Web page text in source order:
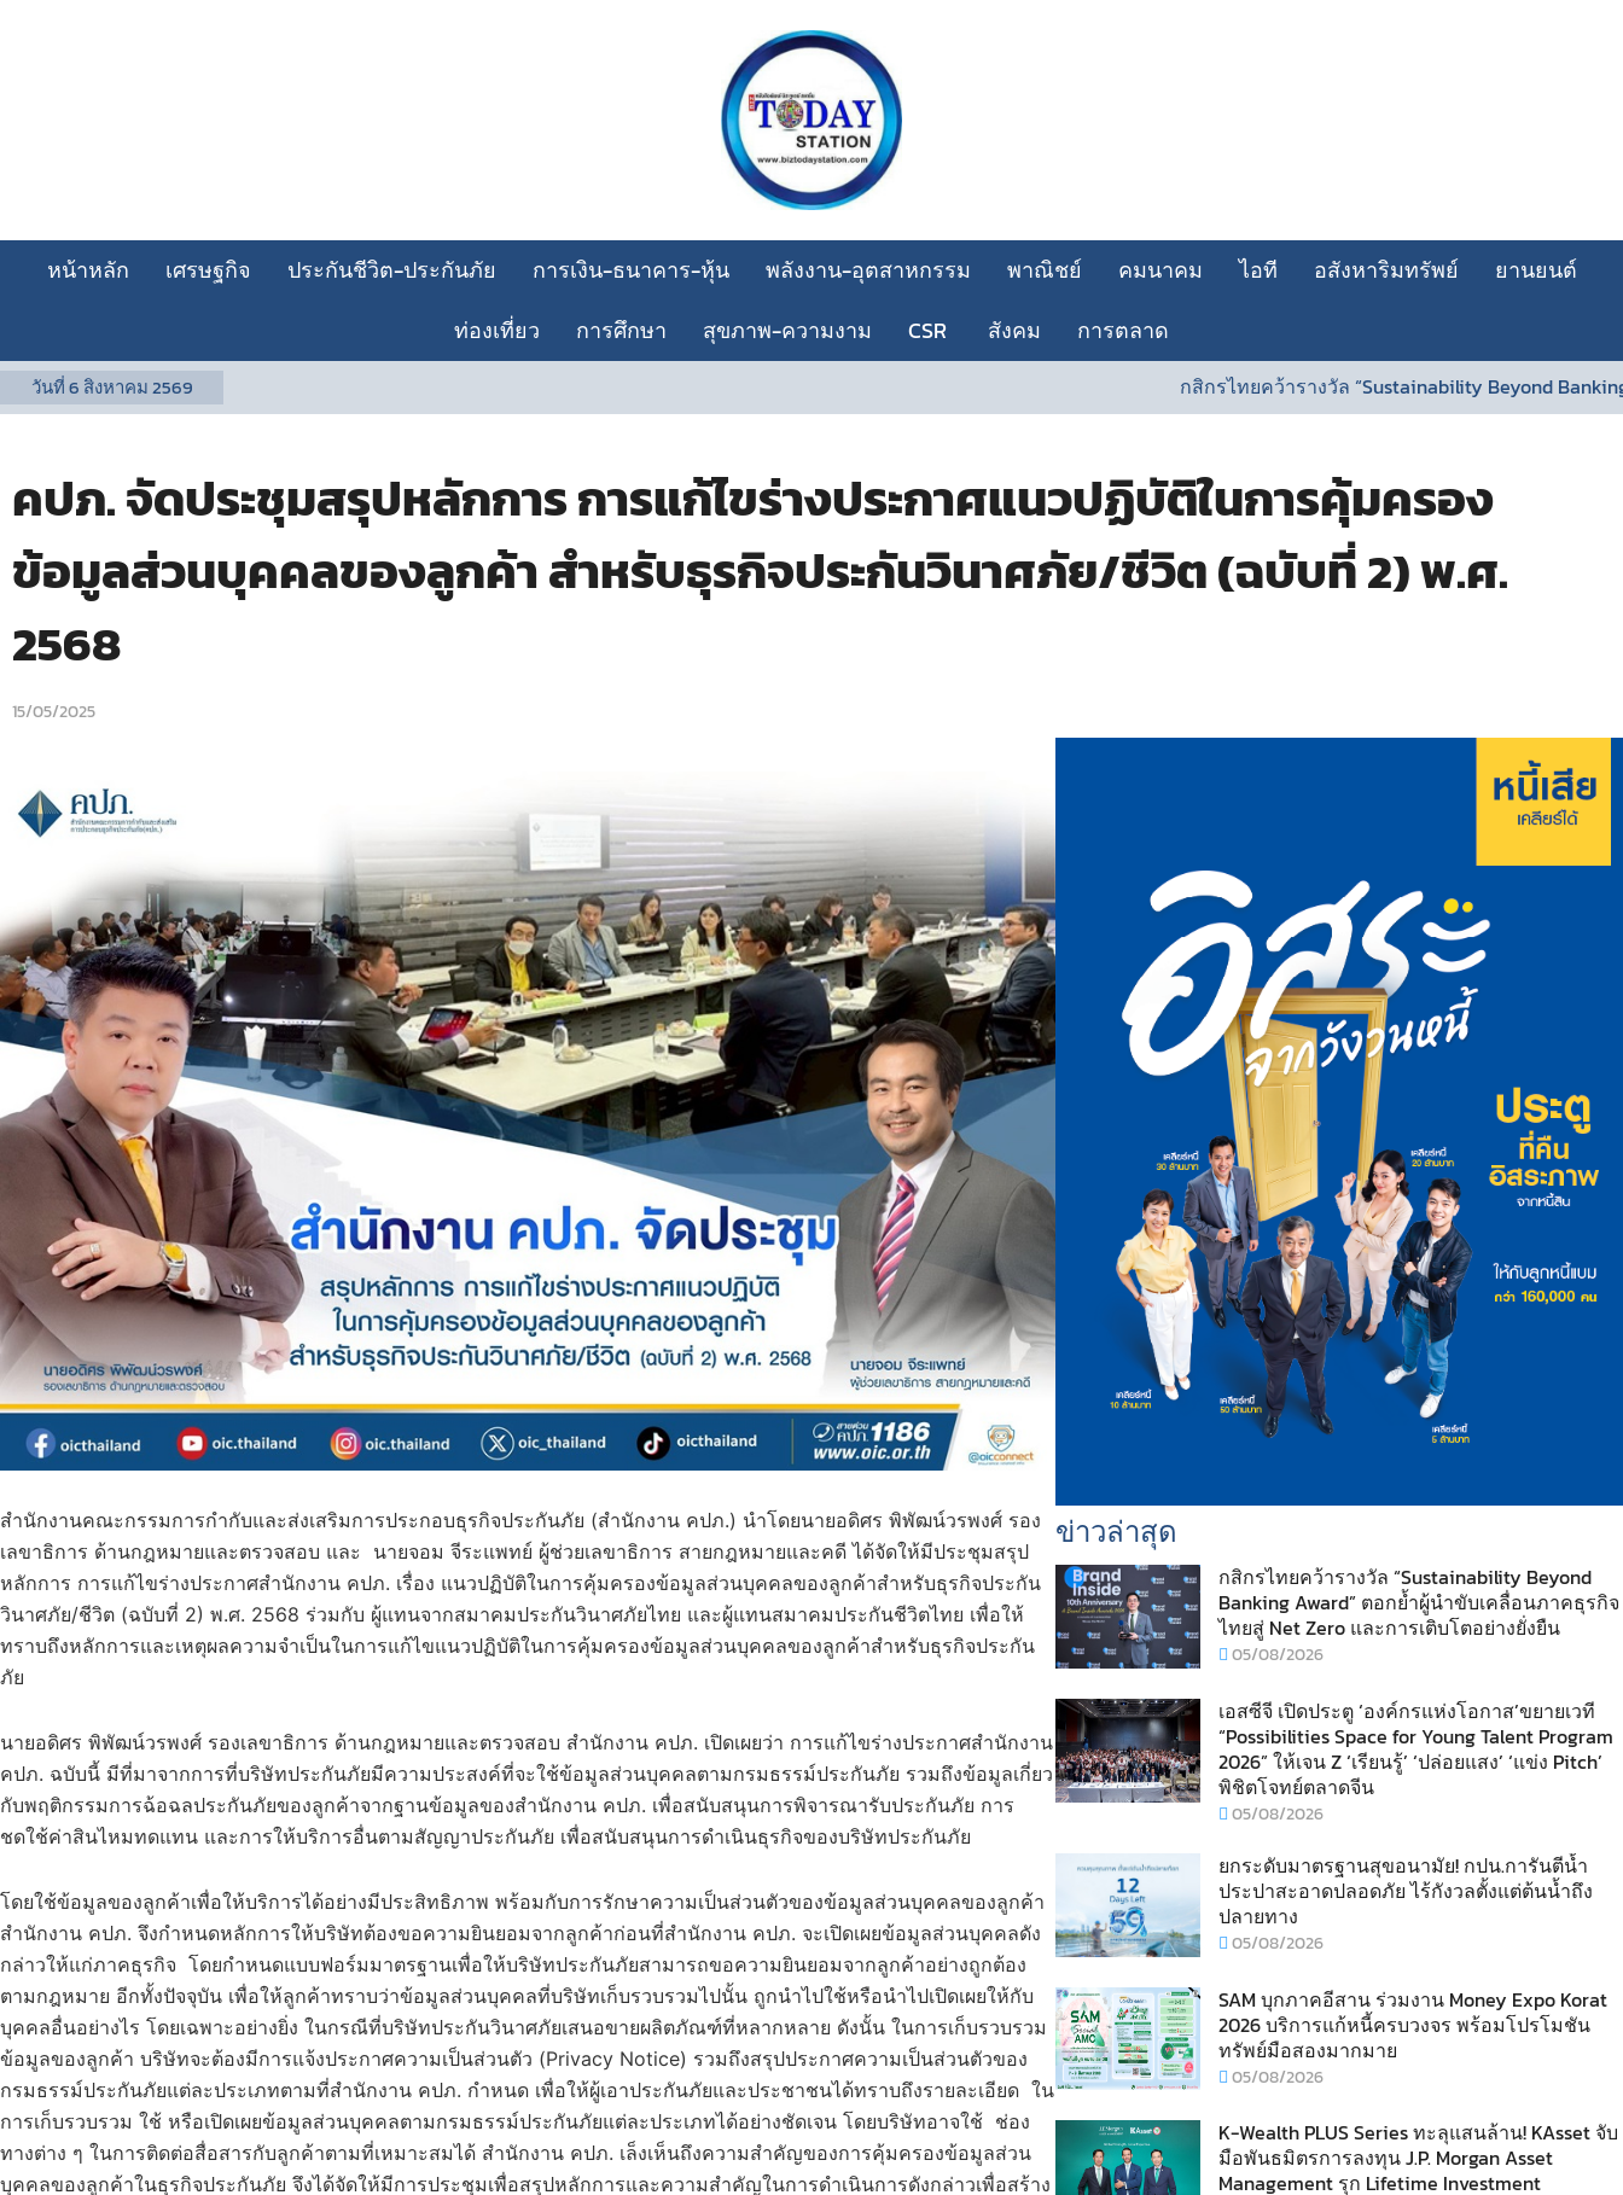
หน้าหลัก เศรษฐกิจ ประกันชีวิต-ประกันภัย การเงิน-ธนาคาร-หุ้น พลังงาน-อุตสาหกรรม พาณิชย์ คมนาคม ไอที อสังหาริมทรัพย์
ยานยนต์
ท่องเที่ยว
การศึกษา สุขภาพ-ความงาม CSR สังคม การตลาด
วันที่6 สิงหาคม 2569 กสิกรไทยคว้ารางวัล “Sustainability Beyond Banking
คปภ. จัดประชุมสรุปหลักการ การแก้ไขร่างประกาศแนวปฏิบัติในการคุ้มครอง
ข้อมูลส่วนบุคคลของลูกค้า สำหรับธุรกิจประกันวินาศภัย/ชีวิต (ฉบับที่ 2) พ.ศ.
2568
15/05/2025
สำนักงานคณะกรรมการกำกับและส่งเสริมการประกอบธุรกิจประกันภัย (สำนักงาน คปภ.) นำโดยนายอดิศร พิพัฒน์วรพงศ์ รอง
เลขาธิการ ด้านกฎหมายและตรวจสอบ และ นายจอม จีระแพทย์ ผู้ช่วยเลขาธิการ สายกฎหมายและคดี ได้จัดให้มีประชุมสรุป
หลักการ การแก้ไขร่างประกาศสำนักงาน คปภ. เรื่อง แนวปฏิบัติในการคุ้มครองข้อมูลส่วนบุคคลของลูกค้าสำหรับธุรกิจประกัน
วินาศภัย/ชีวิต (ฉบับที่ 2) พ.ศ. 2568 ร่วมกับ ผู้แทนจากสมาคมประกันวินาศภัยไทย และผู้แทนสมาคมประกันชีวิตไทย เพื่อให้
ทราบถึงหลักการและเหตุผลความจำเป็นในการแก้ไขแนวปฏิบัติในการคุ้มครองข้อมูลส่วนบุคคลของลูกค้าสำหรับธุรกิจประกัน
ภัย
นายอดิศร พิพัฒน์วรพงศ์ รองเลขาธิการ ด้านกฎหมายและตรวจสอบ สำนักงาน คปภ. เปิดเผยว่า การแก้ไขร่างประกาศสำนักงาน
คปภ. ฉบับนี้ มีที่มาจากการที่บริษัทประกันภัยมีความประสงค์ที่จะใช้ข้อมูลส่วนบุคคลตามกรมธรรม์ประกันภัย รวมถึงข้อมูลเกี่ยว
กับพฤติกรรมการฉ้อฉลประกันภัยของลูกค้าจากฐานข้อมูลของสำนักงาน คปภ. เพื่อสนับสนุนการพิจารณารับประกันภัย การ
ชดใช้ค่าสินไหมทดแทน และการให้บริการอื่นตามสัญญาประกันภัย เพื่อสนับสนุนการดำเนินธุรกิจของบริษัทประกันภัย
โดยใช้ข้อมูลของลูกค้าเพื่อให้บริการได้อย่างมีประสิทธิภาพ พร้อมกับการรักษาความเป็นส่วนตัวของข้อมูลส่วนบุคคลของลูกค้า
สำนักงาน คปภ. จึงกำหนดหลักการให้บริษัทต้องขอความยินยอมจากลูกค้าก่อนที่สำนักงาน คปภ. จะเปิดเผยข้อมูลส่วนบุคคลดัง
กล่าวให้แก่ภาคธุรกิจ โดยกำหนดแบบฟอร์มมาตรฐานเพื่อให้บริษัทประกันภัยสามารถขอความยินยอมจากลูกค้าอย่างถูกต้อง
ตามกฎหมาย อีกทั้งปัจจุบัน เพื่อให้ลูกค้าทราบว่าข้อมูลส่วนบุคคลที่บริษัทเก็บรวบรวมไปนั้น ถูกนำไปใช้หรือนำไปเปิดเผยให้กับ
บุคคลอื่นอย่างไร โดยเฉพาะอย่างยิ่ง ในกรณีที่บริษัทประกันวินาศภัยเสนอขายผลิตภัณฑ์ที่หลากหลาย ดังนั้น ในการเก็บรวบรวม
ข้อมูลของลูกค้า บริษัทจะต้องมีการแจ้งประกาศความเป็นส่วนตัว (Privacy Notice) รวมถึงสรุปประกาศความเป็นส่วนตัวของ
กรมธรรม์ประกันภัยแต่ละประเภทตามที่สำนักงาน คปภ. กำหนด เพื่อให้ผู้เอาประกันภัยและประชาชนได้ทราบถึงรายละเอียด ใน
การเก็บรวบรวม ใช้ หรือเปิดเผยข้อมูลส่วนบุคคลตามกรมธรรม์ประกันภัยแต่ละประเภทได้อย่างชัดเจน โดยบริษัทอาจใช้ ช่อง
ทางต่าง ๆ ในการติดต่อสื่อสารกับลูกค้าตามที่เหมาะสมได้ สำนักงาน คปภ. เล็งเห็นถึงความสำคัญของการคุ้มครองข้อมูลส่วน
บุคคลของลูกค้าในธุรกิจประกันภัย จึงได้จัดให้มีการประชุมเพื่อสรุปหลักการและความสำคัญในการดำเนินการดังกล่าวเพื่อสร้าง
ข่าวล่าสุด
กสิกรไทยคว้ารางวัล “Sustainability Beyond
Banking Award” ตอกย้ำผู้นำขับเคลื่อนภาคธุรกิจ
ไทยสู่ Net Zero และการเติบโตอย่างยั่งยืน
05/08/2026
เอสซีจี เปิดประตู ‘องค์กรแห่งโอกาส’ขยายเวที
“Possibilities Space for Young Talent Program
2026” ให้เจน Z ‘เรียนรู้’ ‘ปล่อยแสง’ ‘แข่ง Pitch’
พิชิตโจทย์ตลาดจีน
05/08/2026
ยกระดับมาตรฐานสุขอนามัย! กปน.การันตีน้ำ
ประปาสะอาดปลอดภัย ไร้กังวลตั้งแต่ต้นน้ำถึง
ปลายทาง
05/08/2026
SAM บุกภาคอีสาน ร่วมงาน Money Expo Korat
2026 บริการแก้หนี้ครบวงจร พร้อมโปรโมชัน
ทรัพย์มือสองมากมาย
05/08/2026
K-Wealth PLUS Series ทะลุแสนล้าน! KAsset จับ
มือพันธมิตรการลงทุน J.P. Morgan Asset
Management รุก Lifetime Investment